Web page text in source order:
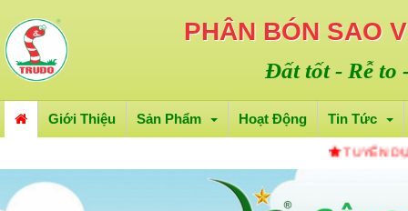
PHÂN BÓN SAO
Đất tốt - Rễ to
Giới Thiệu Sản Phẩm Hoạt Động Tin Tức
TUYỂN DỤNG